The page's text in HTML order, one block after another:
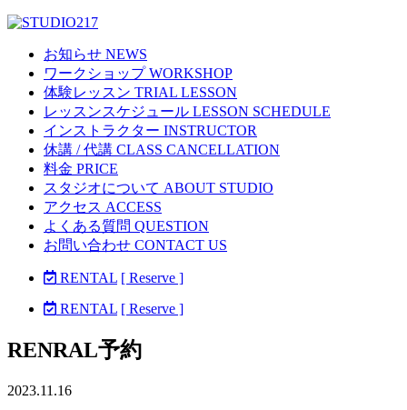
お知らせ NEWS
ワークショップ WORKSHOP
体験レッスン TRIAL LESSON
レッスンスケジュール LESSON SCHEDULE
インストラクター INSTRUCTOR
休講 / 代講 CLASS CANCELLATION
料金 PRICE
スタジオについて ABOUT STUDIO
アクセス ACCESS
よくある質問 QUESTION
お問い合わせ CONTACT US
RENTAL [ Reserve ]
RENTAL [ Reserve ]
RENRAL予約
2023.11.16